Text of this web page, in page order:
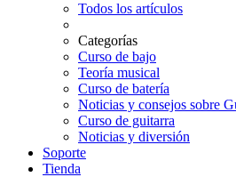
Todos los artículos
Categorías
Curso de bajo
Teoría musical
Curso de batería
Noticias y consejos sobre
Curso de guitarra
Noticias y diversión
Soporte
Tienda